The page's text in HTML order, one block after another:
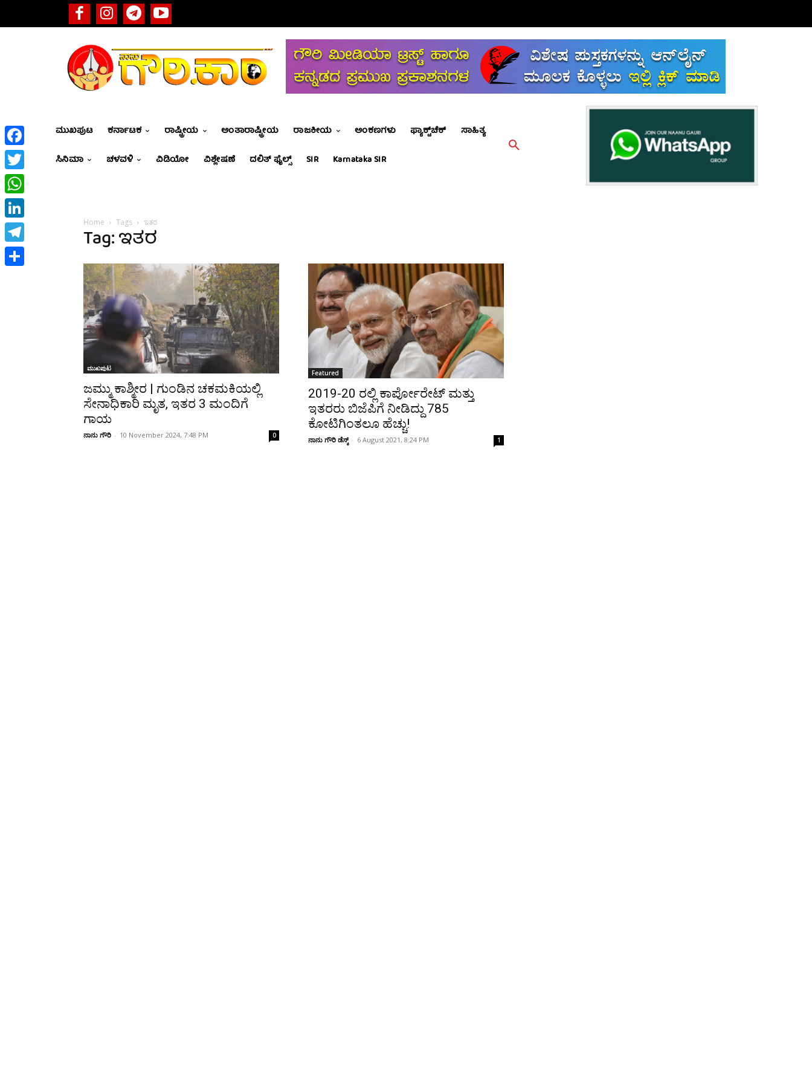
ಮುಖಪುಟ ಕರ್ನಾಟಕ ರಾಷ್ಟ್ರೀಯ ಅಂತಾರಾಷ್ಟ್ರೀಯ ರಾಜಕೀಯ ಅಂಕಣಗಳು ಫ್ಯಾಕ್ಟ್‌ಚೆಕ್
ಸಾಹಿತ್ಯ
ಸಿನಿಮಾ
ಚಳವಳಿ ವಿಡಿಯೋ ವಿಶ್ಲೇಷಣೆ ದಲಿತ್ ಫೈಲ್ಸ್ SIR Karnataka SIR
Home Tags ಇತರ
Tag: ಇತರ
ಮುಖಪುಟ
ಜಮ್ಮು ಕಾಶ್ಮೀರ | ಗುಂಡಿನ ಚಕಮಕಿಯಲ್ಲಿ
ಸೇನಾಧಿಕಾರಿ ಮೃತ, ಇತರ 3 ಮಂದಿಗೆ
ಗಾಯ
ನಾನು ಗೌರಿ - 10 November 2024, 7:48 PM 0
Featured
2019-20 ರಲ್ಲಿ ಕಾರ್ಪೋರೇಟ್‌ ಮತ್ತು
ಇತರರು ಬಿಜೆಪಿಗೆ ನೀಡಿದ್ದು 785
ಕೋಟಿಗಿಂತಲೂ ಹೆಚ್ಚು!
ನಾನು ಗೌರಿ ಡೆಸ್ಕ್ - 6 August 2021, 8:24 PM 1
Facebook
Twitter
WhatsApp
LinkedIn
Telegram